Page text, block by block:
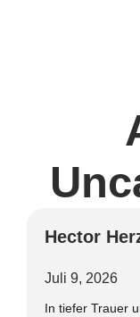
Hector
Juli 9, 2026
In tiefer Trauer